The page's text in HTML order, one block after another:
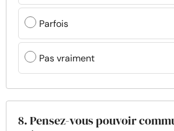
Parfois
Pas vraiment
8. Pensez-vous pouvoir